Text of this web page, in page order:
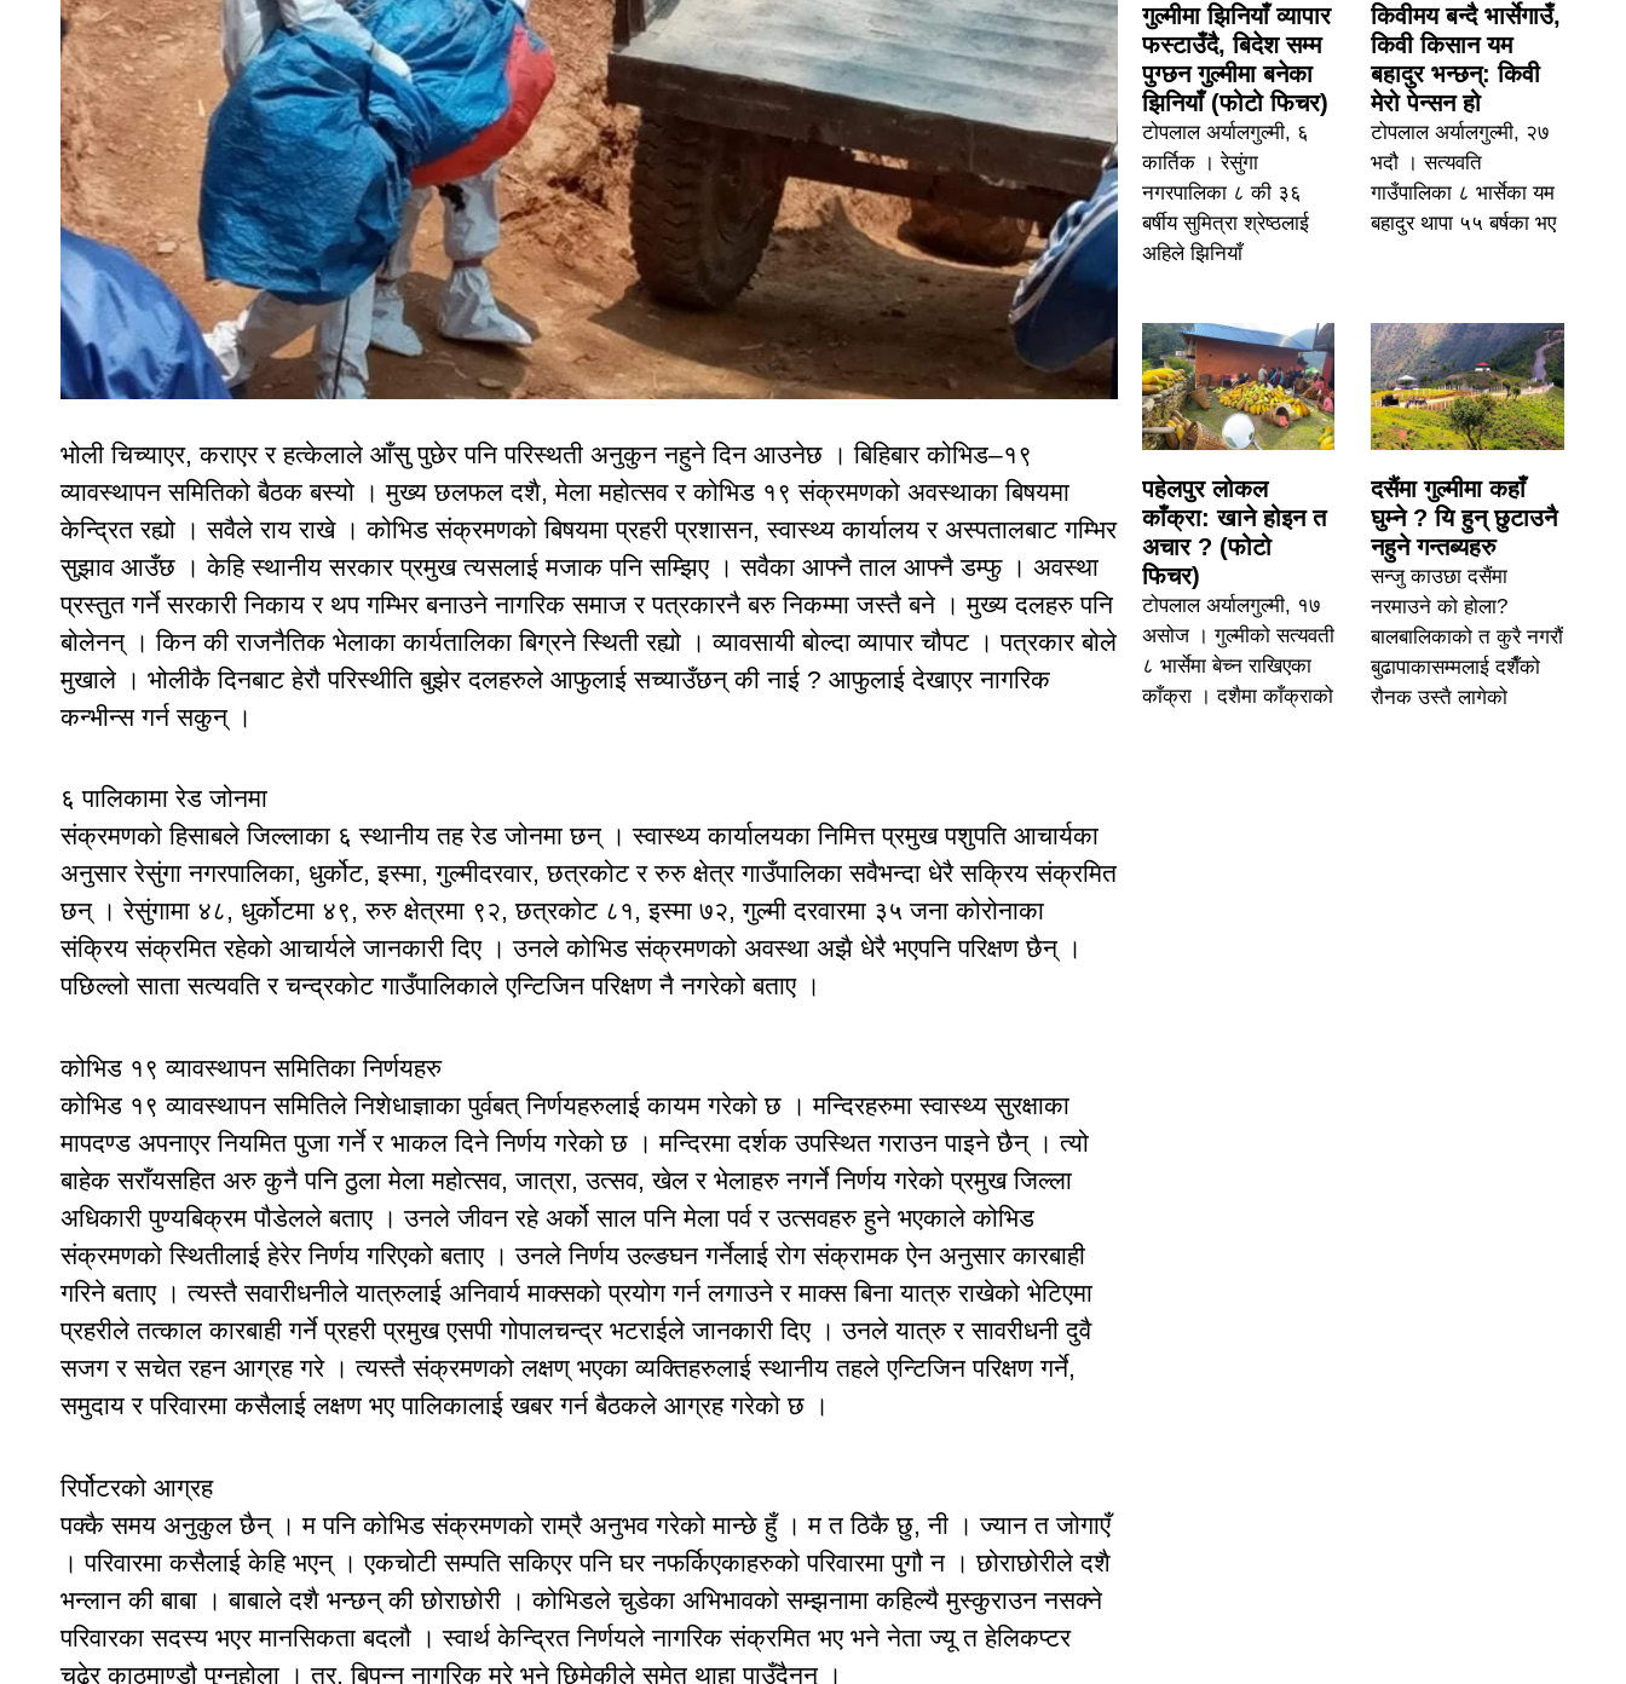
भोली चिच्याएर, कराएर र हत्केलाले आँसु पुछेर पनि परिस्थती अनुकुन नहुने दिन आउनेछ । बिहिबार कोभिड–१९
व्यावस्थापन समितिको बैठक बस्यो । मुख्य छलफल दशै, मेला महोत्सव र कोभिड १९ संक्रमणको अवस्थाका बिषयमा
केन्द्रित रह्यो । सवैले राय राखे । कोभिड संक्रमणको बिषयमा प्रहरी प्रशासन, स्वास्थ्य कार्यालय र अस्पतालबाट गम्भिर
सुझाव आउँछ । केहि स्थानीय सरकार प्रमुख त्यसलाई मजाक पनि सम्झिए । सवैका आफ्नै ताल आफ्नै डम्फु । अवस्था
प्रस्तुत गर्ने सरकारी निकाय र थप गम्भिर बनाउने नागरिक समाज र पत्रकारनै बरु निकम्मा जस्तै बने । मुख्य दलहरु पनि
बोलेनन् । किन की राजनैतिक भेलाका कार्यतालिका बिग्रने स्थिती रह्यो । व्यावसायी बोल्दा व्यापार चौपट । पत्रकार बोले
मुखाले । भोलीकै दिनबाट हेरौ परिस्थीति बुझेर दलहरुले आफुलाई सच्याउँछन् की नाई ? आफुलाई देखाएर नागरिक
कन्भीन्स गर्न सकुन् ।
६ पालिकामा रेड जोनमा
संक्रमणको हिसाबले जिल्लाका ६ स्थानीय तह रेड जोनमा छन् । स्वास्थ्य कार्यालयका निमित्त प्रमुख पशुपति आचार्यका
अनुसार रेसुंगा नगरपालिका, धुर्कोट, इस्मा, गुल्मीदरवार, छत्रकोट र रुरु क्षेत्र गाउँपालिका सवैभन्दा धेरै सक्रिय संक्रमित
छन् । रेसुंगामा ४८, धुर्कोटमा ४९, रुरु क्षेत्रमा ९२, छत्रकोट ८१, इस्मा ७२, गुल्मी दरवारमा ३५ जना कोरोनाका
संक्रिय संक्रमित रहेको आचार्यले जानकारी दिए । उनले कोभिड संक्रमणको अवस्था अझै धेरै भएपनि परिक्षण छैन् ।
पछिल्लो साता सत्यवति र चन्द्रकोट गाउँपालिकाले एन्टिजिन परिक्षण नै नगरेको बताए ।
कोभिड १९ व्यावस्थापन समितिका निर्णयहरु
कोभिड १९ व्यावस्थापन समितिले निशेधाज्ञाका पुर्वबत् निर्णयहरुलाई कायम गरेको छ । मन्दिरहरुमा स्वास्थ्य सुरक्षाका
मापदण्ड अपनाएर नियमित पुजा गर्ने र भाकल दिने निर्णय गरेको छ । मन्दिरमा दर्शक उपस्थित गराउन पाइने छैन् । त्यो
बाहेक सराँयसहित अरु कुनै पनि ठुला मेला महोत्सव, जात्रा, उत्सव, खेल र भेलाहरु नगर्ने निर्णय गरेको प्रमुख जिल्ला
अधिकारी पुण्यबिक्रम पौडेलले बताए । उनले जीवन रहे अर्को साल पनि मेला पर्व र उत्सवहरु हुने भएकाले कोभिड
संक्रमणको स्थितीलाई हेरेर निर्णय गरिएको बताए । उनले निर्णय उल्ङघन गर्नेलाई रोग संक्रामक ऐन अनुसार कारबाही
गरिने बताए । त्यस्तै सवारीधनीले यात्रुलाई अनिवार्य माक्सको प्रयोग गर्न लगाउने र माक्स बिना यात्रु राखेको भेटिएमा
प्रहरीले तत्काल कारबाही गर्ने प्रहरी प्रमुख एसपी गोपालचन्द्र भटराईले जानकारी दिए । उनले यात्रु र सावरीधनी दुवै
सजग र सचेत रहन आग्रह गरे । त्यस्तै संक्रमणको लक्षण् भएका व्यक्तिहरुलाई स्थानीय तहले एन्टिजिन परिक्षण गर्ने,
समुदाय र परिवारमा कसैलाई लक्षण भए पालिकालाई खबर गर्न बैठकले आग्रह गरेको छ ।
रिर्पोटरको आग्रह
पक्कै समय अनुकुल छैन् । म पनि कोभिड संक्रमणको राम्रै अनुभव गरेको मान्छे हुँ । म त ठिकै छु, नी । ज्यान त जोगाएँ
। परिवारमा कसैलाई केहि भएन् । एकचोटी सम्पति सकिएर पनि घर नफर्किएकाहरुको परिवारमा पुगौ न । छोराछोरीले दशै
भन्लान की बाबा । बाबाले दशै भन्छन् की छोराछोरी । कोभिडले चुडेका अभिभावको सम्झनामा कहिल्यै मुस्कुराउन नसक्ने
परिवारका सदस्य भएर मानसिकता बदलौ । स्वार्थ केन्द्रित निर्णयले नागरिक संक्रमित भए भने नेता ज्यू त हेलिकप्टर
चढेर काठमाण्डौ पुग्नुहोला । तर, बिपन्न नागरिक मरे भने छिमेकीले समेत थाहा पाउँदैनन् ।
गुल्मीमा झिनियाँ व्यापार
फस्टाउँदै, बिदेश सम्म
पुग्छन गुल्मीमा बनेका
झिनियाँ (फोटो फिचर)
टोपलाल अर्यालगुल्मी, ६
कार्तिक । रेसुंगा
नगरपालिका ८ की ३६
बर्षीय सुमित्रा श्रेष्ठलाई
अहिले झिनियाँ
किवीमय बन्दै भार्सेगाउँ,
किवी किसान यम
बहादुर भन्छन्: किवी
मेरो पेन्सन हो
टोपलाल अर्यालगुल्मी, २७
भदौ । सत्यवति
गाउँपालिका ८ भार्सेका यम
बहादुर थापा ५५ बर्षका भए
पहेलपुर लोकल
काँक्रा: खाने होइन त
अचार ? (फोटो
फिचर)
टोपलाल अर्यालगुल्मी, १७
असोज । गुल्मीको सत्यवती
८ भार्सेमा बेच्न राखिएका
काँक्रा । दशैमा काँक्राको
दसैंमा गुल्मीमा कहाँ
घुम्ने ? यि हुन् छुटाउनै
नहुने गन्तब्यहरु
सन्जु काउछा दसैंमा
नरमाउने को होला?
बालबालिकाको त कुरै नगरौं
बुढापाकासम्मलाई दशैँको
रौनक उस्तै लागेको